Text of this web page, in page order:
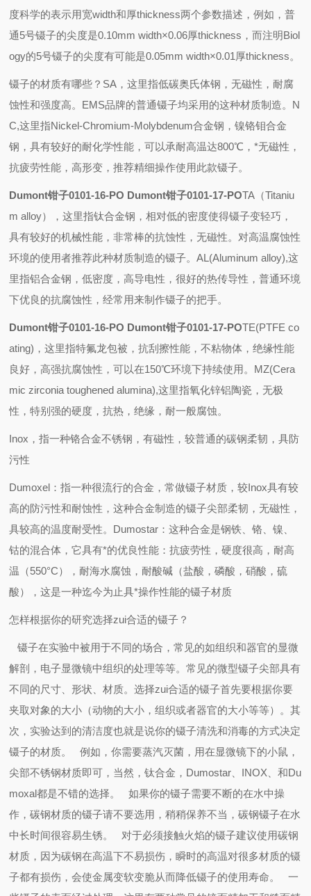
度科学的表示用宽width和厚thickness两个参数描述，例如，普
通5号镊子的尖度是0.10mm width×0.06厚thickness，而注明Biol
ogy的5号镊子的尖度有可能是0.05mm width×0.01厚thickness。
镊子的材质有哪些？ SA ，这里指低碳奥氏体钢，无磁性，耐腐
蚀性和强度高。 EMS品牌的普通镊子均采用的这种材质制造。 N
C,这里指Nickel-Chromium-Molybdenum合金钢，镍铬钼合金
钢，具有较好的耐化学性能，可以承耐高温达800℃，*无磁性，
抗疲劳性能，高形变，推荐精细操作使用此款镊子。
Dumont钳子0101-16-PO Dumont钳子0101-17-POTA （Titaniu
m alloy），这里指钛合金钢，相对低的密度使得镊子变轻巧，
具有较好的机械性能，非常棒的抗蚀性，无磁性。对高温腐蚀性
环境的使用者推荐此种材质制造的镊子。AL(Aluminum alloy),这
里指铝合金钢，低密度，高导电性，很好的热传导性，普通环境
下优良的抗腐蚀性，经常用来制作镊子的把手。
Dumont钳子0101-16-PO Dumont钳子0101-17-POTE(PTFE co
ating) ，这里指特氟龙包被，抗刮擦性能，不粘物体，绝缘性能
良好，高强抗腐蚀性，可以在150℃环境下持续使用。 MZ(Cera
mic zirconia toughened alumina),这里指氧化锌铝陶瓷，无极
性，特别强的硬度，抗热，绝缘，耐一般腐蚀。
Inox ，指一种铬合金不锈钢，有磁性，较普通的碳钢柔韧，具防
污性
Dumoxel ：指一种很流行的合金，常做镊子材质，较Inox具有较
高的防污性和耐蚀性，这种合金制造的镊子尖部柔韧，无磁性，
具较高的温度耐受性。 Dumostar ：这种合金是钢铁、铬、镍、
钴的混合体，它具有*的优良性能：抗疲劳性，硬度很高，耐高
温（550°C），耐海水腐蚀，耐酸碱（盐酸，磷酸，硝酸，硫
酸），这是一种迄今为止具*操作性能的镊子材质
怎样根据你的研究选择zui合适的镊子？
镊子在实验中被用于不同的场合，常见的如组织和器官的显微
解剖，电子显微镜中组织的处理等等。常见的微型镊子尖部具有
不同的尺寸、形状、材质。选择zui合适的镊子首先要根据你要
夹取对象的大小（动物的大小，组织或者器官的大小等等）。其
次，实验达到的清洁度也就是说你的镊子清洗和消毒的方式决定
镊子的材质。
例如，你需要蒸汽灭菌，用在显微镜下的小鼠，
尖部不锈钢材质即可，当然，钛合金， Dumostar INOX 、和Du
moxal都是不错的选择。
如果你的镊子需要不断的在水中操
作，碳钢材质的镊子请不要选用，稍稍保养不当，碳钢镊子在水
中长时间很容易生锈。
对于必须接触火焰的镊子建议使用碳钢
材质，因为碳钢在高温下不易损伤，瞬时的高温对很多材质的镊
子都有损伤，会使金属变软变脆从而降低镊子的使用寿命。
一